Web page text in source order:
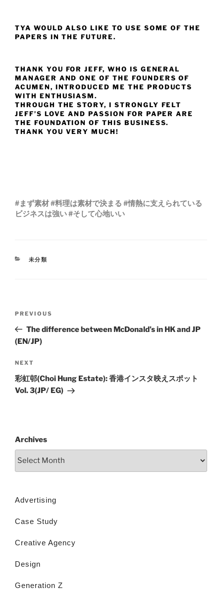
TYA WOULD ALSO LIKE TO USE SOME OF THE
PAPERS IN THE FUTURE.
THANK YOU FOR JEFF, WHO IS GENERAL
MANAGER AND ONE OF THE FOUNDERS OF
ACUMEN, INTRODUCED ME THE PRODUCTS
WITH ENTHUSIASM.
THROUGH THE STORY, I STRONGLY FELT
JEFF’S LOVE AND PASSION FOR PAPER ARE
THE FOUNDATION OF THIS BUSINESS.
THANK YOU VERY MUCH!
#まず素材 #料理は素材で決まる #情熱に支えられている
ビジネスは強い #そして心地いい
未分類
PREVIOUS
The difference between McDonald’s in HK and JP
(EN/JP)
NEXT
彩虹邨(Choi Hung Estate): 香港インスタ映えスポット
Vol. 3(JP/ EG)
Archives
Advertising
Case Study
Creative Agency
Design
Generation Z